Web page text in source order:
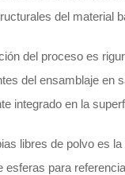
del material
del proceso es
del ensamblaje en
integrado en la
libres de polvo es
esferas para